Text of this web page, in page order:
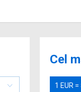
Cel
1 EUR